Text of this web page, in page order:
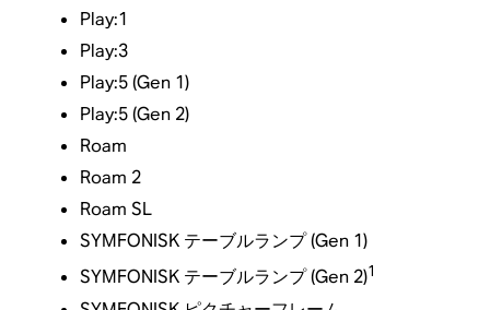
Play:1
Play:3
Play:5 (Gen 1)
Play:5 (Gen 2)
Roam
Roam 2
Roam SL
SYMFONISK テーブルランプ (Gen 1)
SYMFONISK テーブルランプ (Gen 2)1